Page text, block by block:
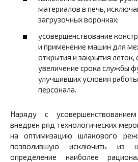
материалов в печь,
загрузочных воронках;
усовершенствование
и применение машин для
открытия и закрытия леток,
увеличение срока службы
улучшивших условия
персонала.
Наряду с
внедрен ряд технологических
на оптимизацию шлакового
позволившую исключить из
определение наиболее